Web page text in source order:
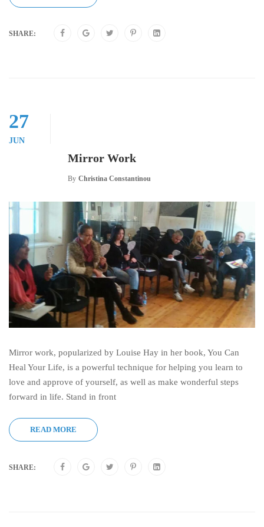
SHARE:
27
JUN
Mirror Work
By Christina Constantinou
Mirror work, popularized by Louise Hay in her book, You Can
Heal Your Life, is a powerful technique for helping you learn to
love and approve of yourself, as well as make wonderful steps
forward in life. Stand in front
READ MORE
SHARE: